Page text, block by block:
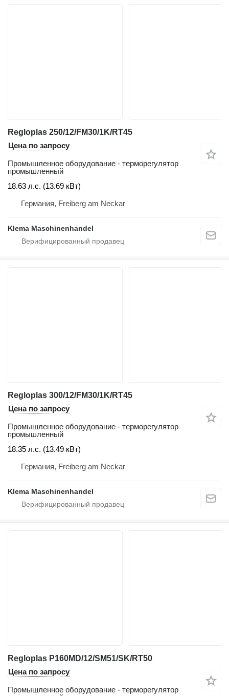
Regloplas 250/12/FM30/1K/RT45
Цена по запросу
Промышленное оборудование - терморегулятор
промышленный
18.63 л.с. (13.69 кВт)
Германия, Freiberg am Neckar
Klema Maschinenhandel
Regloplas 300/12/FM30/1K/RT45
Цена по запросу
Промышленное оборудование - терморегулятор
промышленный
18.35 л.с. (13.49 кВт)
Германия, Freiberg am Neckar
Klema Maschinenhandel
Regloplas P160MD/12/SM51/SK/RT50
Цена по запросу
Промышленное оборудование - терморегулятор